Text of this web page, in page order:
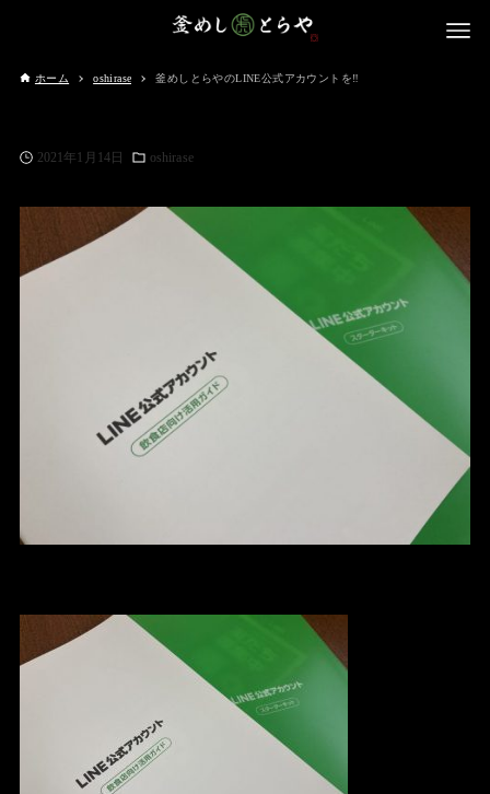
ホーム oshirase 釜めしとらやのLINE公式アカウントを‼️
2021年1月14日 oshirase